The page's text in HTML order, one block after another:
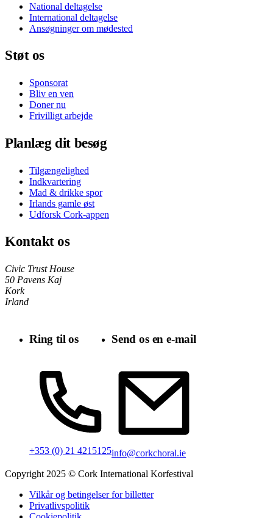
National deltagelse
International deltagelse
Ansøgninger om mødested
Støt os
Sponsorat
Bliv en ven
Doner nu
Frivilligt arbejde
Planlæg dit besøg
Tilgængelighed
Indkvartering
Mad & drikke spor
Irlands gamle øst
Udforsk Cork-appen
Kontakt os
Civic Trust House
50 Pavens Kaj
Kork
Irland
Ring til os
+353 (0) 21 4215125
Send os en e-mail
info@corkchoral.ie
Copyright 2025 © Cork International Korfestival
Vilkår og betingelser for billetter
Privatlivspolitik